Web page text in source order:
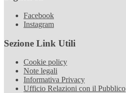
Facebook
Instagram
Sezione Link Utili
Cookie policy
Note legali
Informativa Privacy
Ufficio Relazioni con il Pubblico